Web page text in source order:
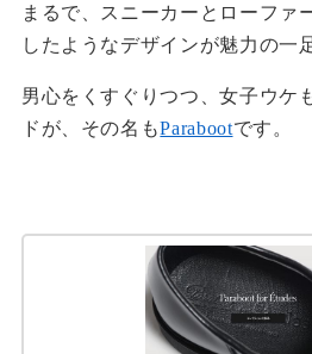
まるで、スニーカーとローファ
したようなデザインが魅力の一
男心をくすぐりつつ、女子ウケ
ドが、その名もParabootです。